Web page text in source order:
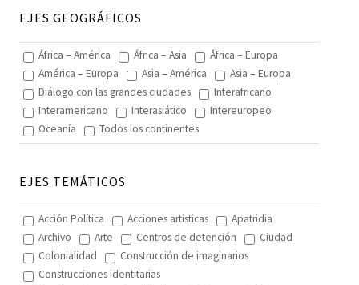
EJES GEOGRÁFICOS
África – América África – Asia
África – Europa
América – Europa
Asia – América
Asia – Europa
Diálogo con las grandes ciudades
Interafricano
Interamericano
Interasiático
Intereuropeo
Oceanía
Todos los continentes
EJES TEMÁTICOS
Acción Política Acciones artísticas
Apatridia
Archivo
Arte Centros de detención
Ciudad
Colonialidad
Construcción de imaginarios
Construcciones identitarias